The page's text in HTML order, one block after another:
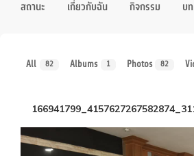
สถานะ เกี่ยวกับฉัน กิจกรรม บ
All 82 Albums 1 Photos 82